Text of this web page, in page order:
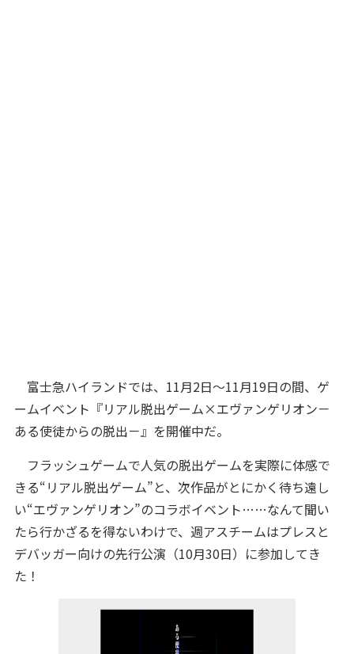
富士急ハイランドでは、11月2日～11月19日の間、ゲ
ームイベント『リアル脱出ゲーム×エヴァンゲリオン－
ある使徒からの脱出－』を開催中だ。
フラッシュゲームで人気の脱出ゲームを実際に体感で
きる“リアル脱出ゲーム”と、次作品がとにかく待ち遠し
い“エヴァンゲリオン”のコラボイベント……なんて聞い
たら行かざるを得ないわけで、週アスチームはプレスと
デバッガー向けの先行公演（10月30日）に参加してき
た！